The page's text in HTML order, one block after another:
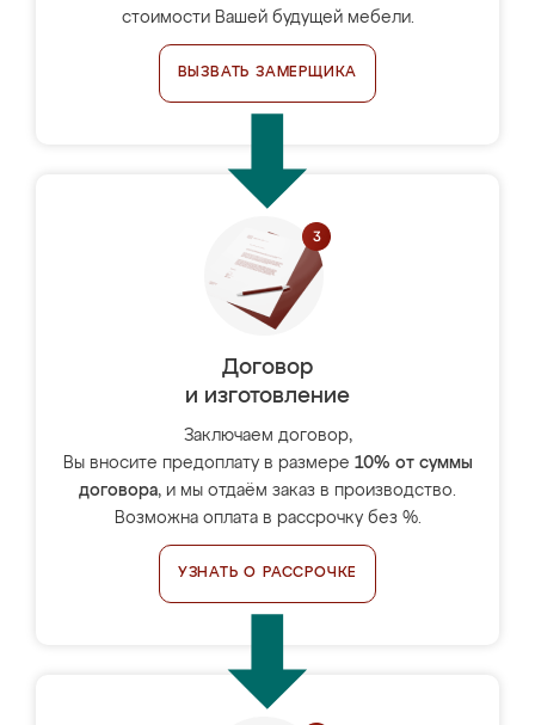
стоимости Вашей будущей мебели.
ВЫЗВАТЬ ЗАМЕРЩИКА
Договор
и изготовление
Заключаем договор,
Вы вносите предоплату в размере 10% от суммы
договора, и мы отдаём заказ в производство.
Возможна оплата в рассрочку без %.
УЗНАТЬ О РАССРОЧКЕ